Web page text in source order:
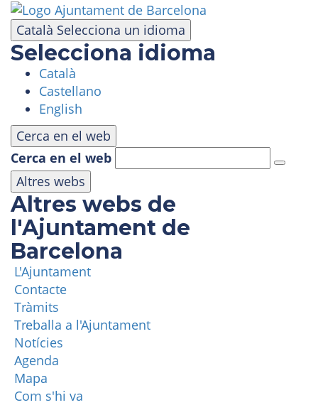
Català Selecciona un idioma
Selecciona idioma
Català
Castellano
English
Cerca en el web
Cerca en el web
Altres webs
Altres webs de
l'Ajuntament de
Barcelona
L'Ajuntament
Contacte
Tràmits
Treballa a l'Ajuntament
Notícies
Agenda
Mapa
Com s'hi va
Vés
contingut
VISITA
PARC D'ATRACCIONS
ÀREA PANORÀMICA
MASIA TIBIDABO
FUNICULAR
TIBICLUB
QUI SOM?
MÉS PRODUCTES